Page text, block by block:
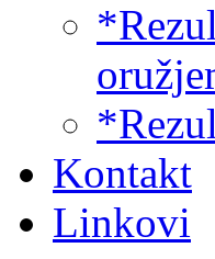
Kontakt
Linkovi